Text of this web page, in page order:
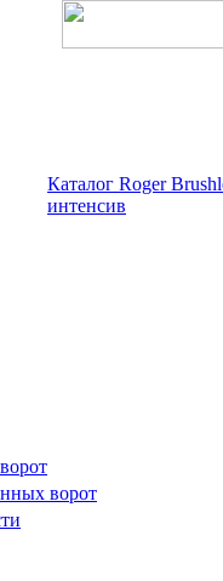
Каталог Roger
интенсив
ворот